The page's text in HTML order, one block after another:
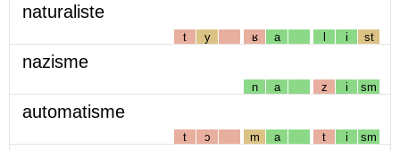
naturaliste
t y ʁ a l i st
nazisme
n a z i sm
automatisme
t ɔ m a t i sm